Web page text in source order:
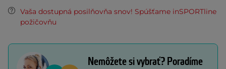
Vaša dostupná posilňovňa snov! Spúšťame inSPORTline
požičovňu
Nemôžete si vybrať? Poradíme